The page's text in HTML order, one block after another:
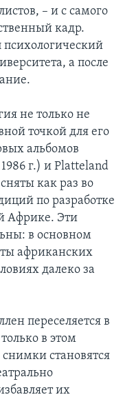
– и с самого
кадр.
психологический
а после
не только не
точкой для его
альбомов
г.) и Platteland
как раз во
по разработке
Африке. Эти
в основном
африканских
далеко за
переселяется в
в этом
становятся
их